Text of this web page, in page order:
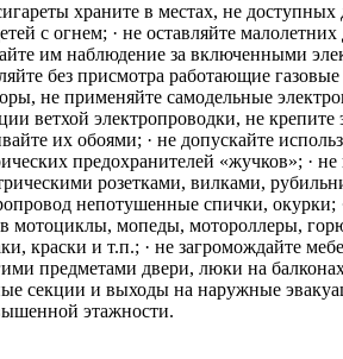
храните в местах, не доступных
с огнем; · не оставляйте малолетних
им наблюдение за включенными
без присмотра работающие
не применяйте самодельные
ветхой электропроводки, не крепите
их обоями; · не допускайте
предохранителей «жучков»; · не
розетками, вилками,
непотушенные спички, окурки;
мотоциклы, мопеды, мотороллеры,
краски и т.п.; · не загромождайте
предметами двери, люки на
секции и выходы на наружные
этажности.